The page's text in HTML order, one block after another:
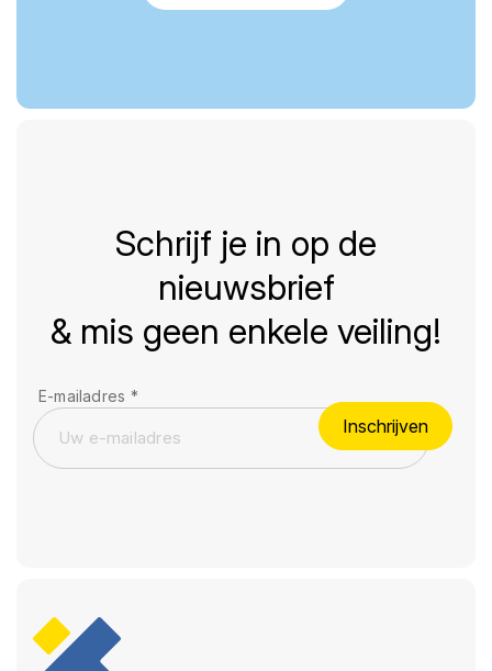
Schrijf je in op de
nieuwsbrief
& mis geen enkele veiling!
E-mailadres *
Inschrijven